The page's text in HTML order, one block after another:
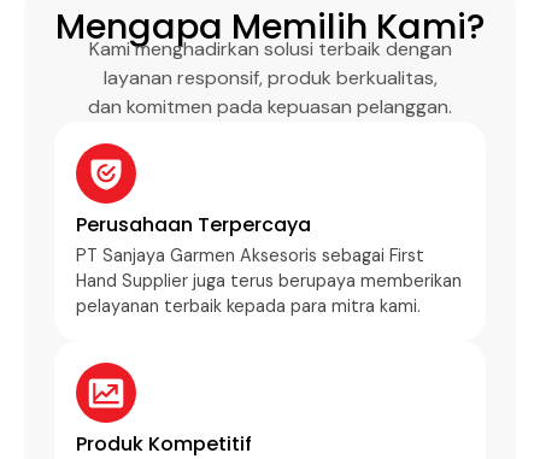
Mengapa Memilih Kami?
Kami menghadirkan solusi terbaik dengan
layanan responsif, produk berkualitas,
dan komitmen pada kepuasan pelanggan.
Perusahaan Terpercaya
PT Sanjaya Garmen Aksesoris sebagai First
Hand Supplier juga terus berupaya memberikan
pelayanan terbaik kepada para mitra kami.
Produk Kompetitif